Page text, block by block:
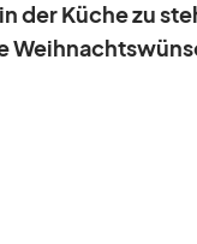
der Kü­che zu